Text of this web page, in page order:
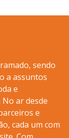
sendo
a assuntos
e
ar desde
e
cada um com